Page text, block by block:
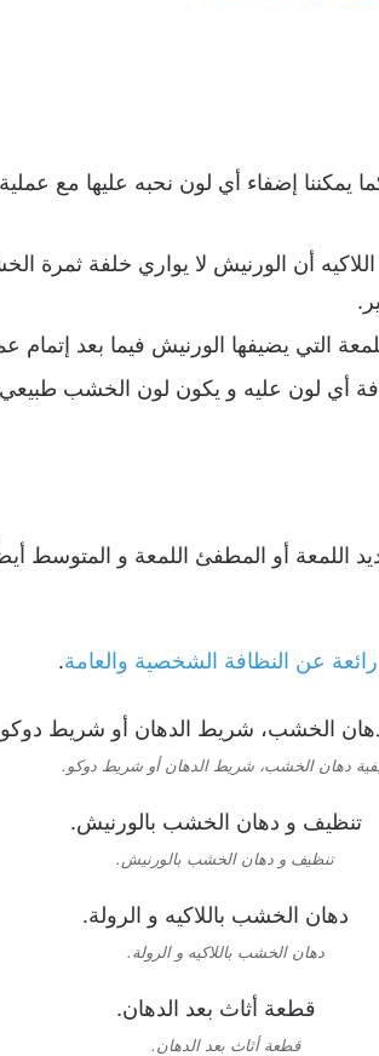
إضفاء أي لون نحبه عليها مع
أن الورنيش لا يواري خلفة
يضيفها الورنيش فيما بعد إتمام
أي لون عليه و يكون لون الخشب طبيعي
اللمعة أو المطفئ اللمعة و المتوسط
عن النظافة الشخصية والعامة.
دهان الخشب، شريط الدهان أو شريط دوكو.
تنظيف و دهان الخشب بالورنيش.
دهان الخشب باللاكيه و الرولة.
قطعة أثاث بعد الدهان.